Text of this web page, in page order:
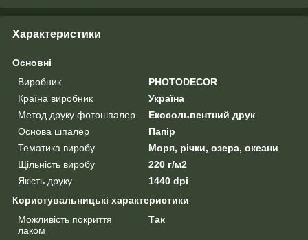
Характеристики
Основні
Виробник
PHOTODECOR
Країна виробник
Україна
Метод друку фотошпалер
Екосольвентний друк
Основа шпалер
Папір
Тематика виробу
Моря, річки, озера, океани
Щільність виробу
220 г/м2
Якість друку
1440 dpi
Користувальницькі характеристики
Можливість покриття
лаком
Так